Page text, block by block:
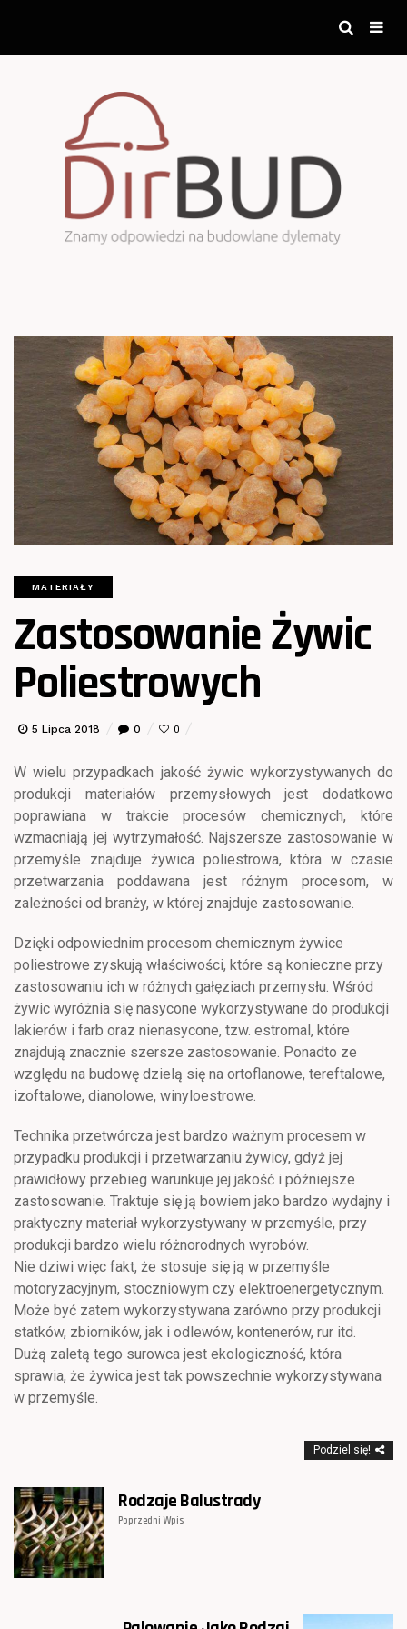
MATERIAŁY
Zastosowanie Żywic
Poliestrowych
5 Lipca 2018 0 0
W wielu przypadkach jakość żywic wykorzystywanych do
produkcji materiałów przemysłowych jest dodatkowo
poprawiana w trakcie procesów chemicznych, które
wzmacniają jej wytrzymałość. Najszersze zastosowanie w
przemyśle znajduje żywica poliestrowa, która w czasie
przetwarzania poddawana jest różnym procesom, w
zależności od branży, w której znajduje zastosowanie.
Dzięki odpowiednim procesom chemicznym żywice
poliestrowe zyskują właściwości, które są konieczne przy
zastosowaniu ich w różnych gałęziach przemysłu. Wśród
żywic wyróżnia się nasycone wykorzystywane do produkcji
lakierów i farb oraz nienasycone, tzw. estromal, które
znajdują znacznie szersze zastosowanie. Ponadto ze
względu na budowę dzielą się na ortoflanowe, tereftalowe,
izoftalowe, dianolowe, winyloestrowe.
Technika przetwórcza jest bardzo ważnym procesem w
przypadku produkcji i przetwarzaniu żywicy, gdyż jej
prawidłowy przebieg warunkuje jej jakość i późniejsze
zastosowanie. Traktuje się ją bowiem jako bardzo wydajny i
praktyczny materiał wykorzystywany w przemyśle, przy
produkcji bardzo wielu różnorodnych wyrobów.
Nie dziwi więc fakt, że stosuje się ją w przemyśle
motoryzacyjnym, stoczniowym czy elektroenergetycznym.
Może być zatem wykorzystywana zarówno przy produkcji
statków, zbiorników, jak i odlewów, kontenerów, rur itd.
Dużą zaletą tego surowca jest ekologiczność, która
sprawia, że żywica jest tak powszechnie wykorzystywana
w przemyśle.
Podziel się!
Rodzaje Balustrady
Poprzedni Wpis